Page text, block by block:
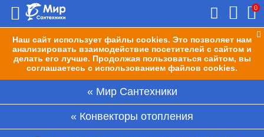
Наш сайт использует файлы cookies. Это позволяет нам
анализировать взаимодействие посетителей с сайтом и
делать его лучше. Продолжая пользоваться сайтом, вы
соглашаетесь с использованием файлов cookies.
0
Мир Сантехники
Конвекторы отопления